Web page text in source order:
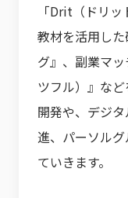
「Drit（ドリ
教材を活用し
グ』、副業マ
ツフル）』な
開発や、デジ
進、パーソル
ていきます。